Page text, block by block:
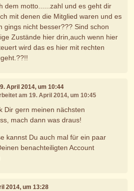
dem motto......zahl und es geht dir
mit denen die Mitglied waren und es
gings nicht besser??? Sind schon
Zustände hier drin,auch wenn hier
wird das es hier mit rechten
April 2014, um 10:44
am 19. April 2014, um 10:45
Dir gern meinen nächsten
mach dann was draus!
kannst Du auch mal für ein paar
benachteiligten Account
2014, um 13:28